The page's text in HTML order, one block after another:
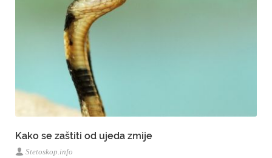
Kako se zaštiti od ujeda zmije
Stetoskop.info